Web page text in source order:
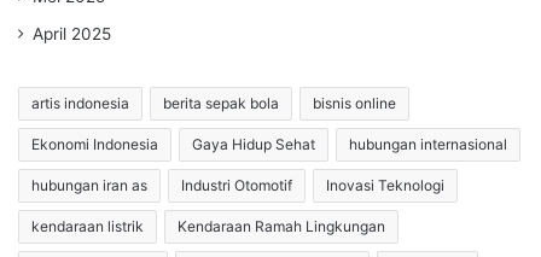
April 2025
artis indonesia berita sepak bola bisnis online
Ekonomi Indonesia Gaya Hidup Sehat hubungan internasional
hubungan iran as Industri Otomotif Inovasi Teknologi
kendaraan listrik Kendaraan Ramah Lingkungan